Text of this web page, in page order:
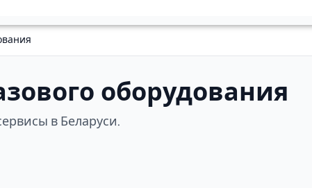
оборудования
в Беларуси.